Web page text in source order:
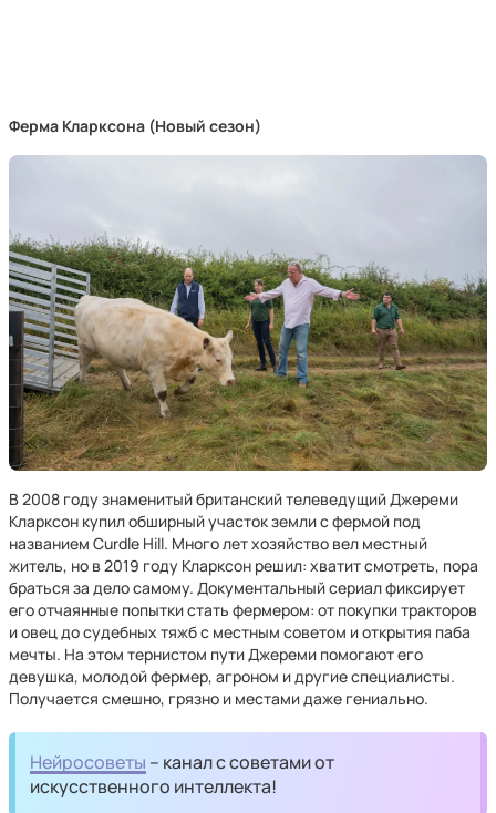
Ферма Кларксона (Новый сезон)
В 2008 году знаменитый британский телеведущий Джереми
Кларксон купил обширный участок земли с фермой под
названием Curdle Hill. Много лет хозяйство вел местный
житель, но в 2019 году Кларксон решил: хватит смотреть, пора
браться за дело самому. Документальный сериал фиксирует
его отчаянные попытки стать фермером: от покупки тракторов
и овец до судебных тяжб с местным советом и открытия паба
мечты. На этом тернистом пути Джереми помогают его
девушка, молодой фермер, агроном и другие специалисты.
Получается смешно, грязно и местами даже гениально.
Нейросоветы – канал с советами от
искусственного интеллекта!